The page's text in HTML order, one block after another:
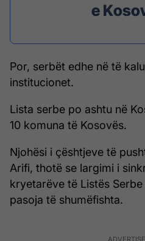
e
Por, serbët edhe në të
institucionet.
Lista serbe po ashtu në
10 komuna të Kosovës.
Njohësi i çështjeve të
Arifi, thotë se largimi i
kryetarëve të Listës
pasoja të shumëfishta.